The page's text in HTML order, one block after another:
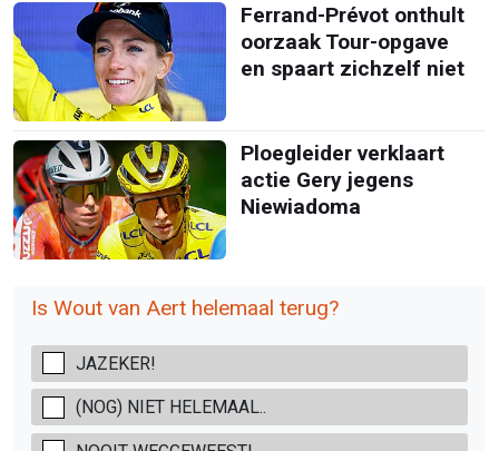
Ferrand-Prévot onthult
oorzaak Tour-opgave
en spaart zichzelf niet
Ploegleider verklaart
actie Gery jegens
Niewiadoma
Is Wout van Aert helemaal terug?
JAZEKER!
(NOG) NIET HELEMAAL..